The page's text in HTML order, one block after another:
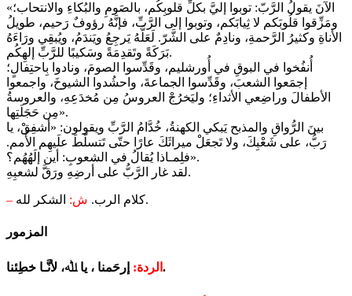
«الآنَ يقولُ الرَّبّ: توبوا إليَّ بكلِّ قلوبِكُم، بالصَومِ والبُكاءِ والانتحاب؛
ومَزِّقوا قلُوبَكم لا ثِيابَكم، وتوبوا إلى الرَّبِّ، فإنَّهُ رؤوفٌ رَحيم، طويلُ
الأناةِ وكثيرُ الرَّحمةِ، ونادِمٌ على الشَّرّ. لَعَلَّهُ يَرجِعُ ويَندَمُ، ويُبقِي ورَاءَهُ
بَرَكَةً وتَقدِمَةً وسَكيبًا للرَّبِّ إلهِكُم.
أُنفُخوا في البوقِ في أُورشليم، وقَدِّسوا الصومَ، ونادوا بِاحتِفالٍ؛
إجمَعوا الشعبَ، وقَدِّسوا الجماعةَ، واحشُدوا الشيوخَ، واجمعوا
الأطفالَ وراضِعي الأثداءِ؛ وليَخرُجْ العروسُ مِن مُخدَعِهِ، والعروسةُ
مِن حَجَلَتِها».
بينَ الرُّواقِ والمذبح يَبكي الكهنةُ، خُدَّامُ الرَّبِّ ويقولون: «أشفِقْ، يا
رَبُّ، على شَعْبِكَ، ولا تَجعَلْ ميراثَكَ عارًا حتّى تَتسلّطَ علَيهِم الأُمم.
فلِمـاذا يُقالُ في الشعوبِ: أين إلَهُهُم؟».
لقد غار الرَّبُّ على أرضِهِ ورَقَّ لشعبِهِ.
– كلام الرب. ش: الشكر لله.
المزمور
الردة: إرحَمنا ، يا ﷲ، لأنَّـا خطِئنا.